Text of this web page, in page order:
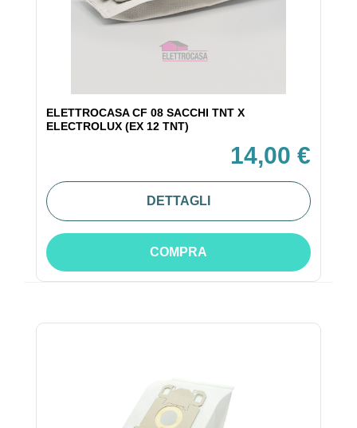
ELETTROCASA CF 08 SACCHI TNT X
ELECTROLUX (EX 12 TNT)
14,00 €
DETTAGLI
COMPRA